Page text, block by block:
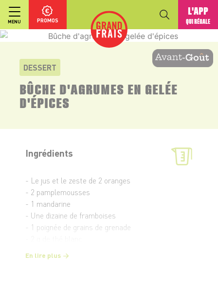
MENU PROMOS
L'APP
QUI RÉGALE
DESSERT
BÛCHE D'AGRUMES EN GELÉE
D'ÉPICES
Ingrédients
- Le jus et le zeste de 2 oranges
- 2 pamplemousses
- 1 mandarine
- Une dizaine de framboises
- 1 poignée de grains de grenade
- 100 g de sucre en poudre
En lire plus